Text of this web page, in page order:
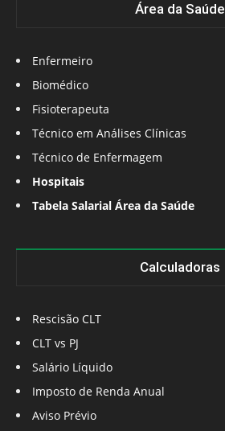
Área da Saúde
Enfermeiro
Biomédico
Fisioterapeuta
Técnico em Análises Clínicas
Técnico de Enfermagem
Hospitais
Tabela Salarial Área da Saúde
Calculadoras
Rescisão CLT
CLT vs PJ
Salário Líquido
Imposto de Renda Anual
Aviso Prévio